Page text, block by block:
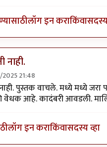
लॉग इन कराकिंवा
नाही.
21:48
पुस्तक वाचले. मध्ये मध्ये
वेधक आहे. कादंबरी आवडली.
लॉग इन कराकिंवासदस्य व्हा